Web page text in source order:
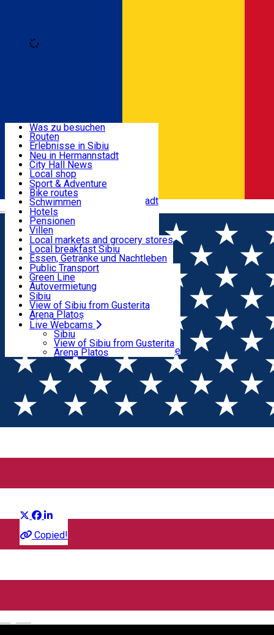
Română
Nützliche informationen
Aktivitäten & Abenteuer
Unterkunft
Essen, Getränke & Nachtleben
Transport & Parken
Live Webcams
Was zu besuchen
Routen
Erlebnisse in Sibiu
Podcast
Kultur
Museen
Kirchen
Parks, Zoo
Im Umkreis von Hermannstadt
Neu in Hermannstadt
City Hall News
Local shop
Sibiu Handwerker
Sibiul Verde
Public services
Bildung
Wie komme ich nach Sibiu?
Touristeninfo
Reiseführer
Guided tours
Local publication
Schönheitssalon
Sport & Adventure
Bike routes
Schwimmen
Reiten
Fitnessstudio
Loc de joacă indoor
Loc de joacă outdoor
Ski
Eislaufen
Yoga
Hotels
Pensionen
Villen
Hostels
Motels
Camping
Zimmer zu vermieten
Wohnungen
Unterkunft außerhalb von Sibiu
Local markets and grocery stores
Local breakfast Sibiu
Essen, Getränke und Nachtleben
Pizza
Fast Food
Kaffeestube
Konditorei
Pub, Bar
Nachtclubs
Bäckerei
Public Transport
Green Line
Autovermietung
Fahrad verleih
Scooter rentals
Taxi
Ride Sharing
Park-Tickets
Parkplätze
Ladestationen für Elektrofahrzeuge
Sibiu
View of Sibiu from Gusterita
Arena Platoș
Live Webcams
Sibiu
View of Sibiu from Gusterita
Arena Platoș
Home Film Prieteni Imaginari (2D) DUB
Prieteni Imaginari (2D) DUB
Copied!
Film